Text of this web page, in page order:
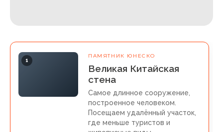
1
ПАМЯТНИК ЮНЕСКО
Великая Китайская
стена
Самое длинное сооружение,
построенное человеком.
Посещаем удалённый участок,
где меньше туристов и